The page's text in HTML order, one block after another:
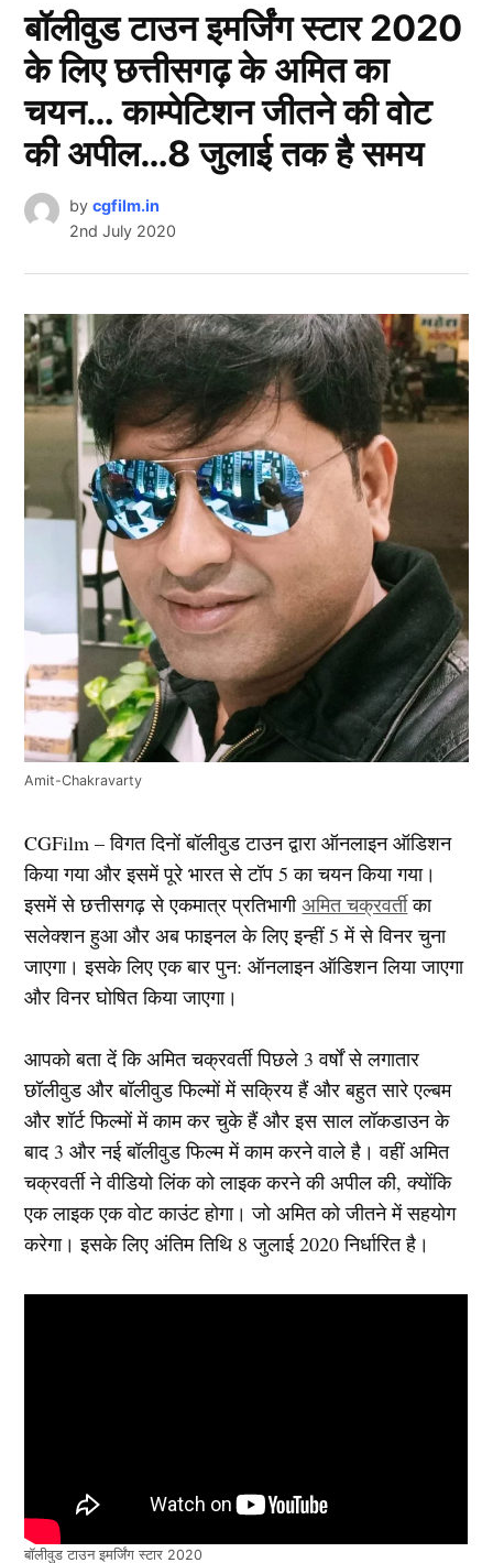
बॉलीवुड टाउन इमर्जिंग स्टार 2020
के लिए छत्तीसगढ़ के अमित का
चयन… काम्पेटिशन जीतने की वोट
की अपील…8 जुलाई तक है समय
by cgfilm.in
2nd July 2020
Amit-Chakravarty
CGFilm – विगत दिनों बॉलीवुड टाउन द्वारा ऑनलाइन ऑडिशन
किया गया और इसमें पूरे भारत से टॉप 5 का चयन किया गया।
इसमें से छत्तीसगढ़ से एकमात्र प्रतिभागीअमित चक्रवर्तीका
सलेक्शन हुआ और अब फाइनल के लिए इन्हीं 5 में से विनर चुना
जाएगा। इसके लिए एक बार पुन: ऑनलाइन ऑडिशन लिया जाएगा
और विनर घोषित किया जाएगा।
आपको बता दें कि अमित चक्रवर्ती पिछले 3 वर्षों से लगातार
छॉलीवुड और बॉलीवुड फिल्मों में सक्रिय हैं और बहुत सारे एल्बम
और शॉर्ट फिल्मों में काम कर चुके हैं और इस साल लॉकडाउन के
बाद 3 और नई बॉलीवुड फिल्म में काम करने वाले है। वहीं अमित
चक्रवर्ती ने वीडियो लिंक को लाइक करने की अपील की, क्योंकि
एक लाइक एक वोट काउंट होगा। जो अमित को जीतने में सहयोग
करेगा। इसके लिए अंतिम तिथि 8 जुलाई 2020 निर्धारित है।
बॉलीवुड टाउन इमर्जिंग स्टार 2020